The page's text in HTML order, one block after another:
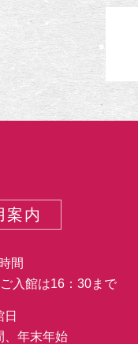
案内
間
入館は16：30まで
日
、年末年始